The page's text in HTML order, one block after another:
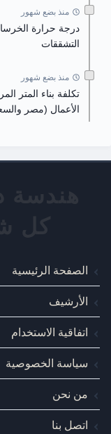
منذ بضع شهور
درجة حرارة
التشققات
منذ بضع شهور
الأعمال (مصر
الصفحة الرئيسية
الأرشيف
اتفاقية الاستخدام
سياسة الخصوصية
من نحن
اتصل بنا